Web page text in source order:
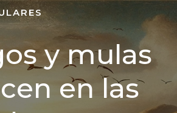
y mulas
en las